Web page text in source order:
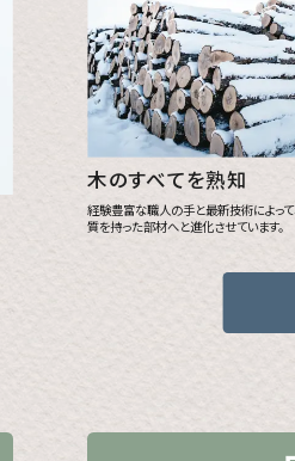
木のすべてを熟知
経験豊富な職人の手と最新技術によって
質を持った部材へと進化させています。